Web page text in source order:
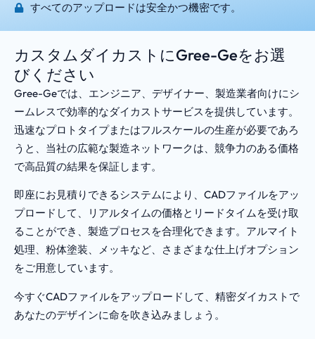
すべてのアップロードは安全かつ機密です。
カスタムダイカストにGree-Geをお選
びください
Gree-Geでは、エンジニア、デザイナー、製造業者向けにシ
ームレスで効率的なダイカストサービスを提供しています。
迅速なプロトタイプまたはフルスケールの生産が必要であろ
うと、当社の広範な製造ネットワークは、競争力のある価格
で高品質の結果を保証します。
即座にお見積りできるシステムにより、CADファイルをアッ
プロードして、リアルタイムの価格とリードタイムを受け取
ることができ、製造プロセスを合理化できます。アルマイト
処理、粉体塗装、メッキなど、さまざまな仕上げオプション
をご用意しています。
今すぐCADファイルをアップロードして、精密ダイカストで
あなたのデザインに命を吹き込みましょう。